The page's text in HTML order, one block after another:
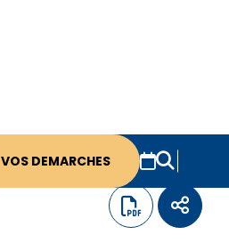
VOS DEMARCHES